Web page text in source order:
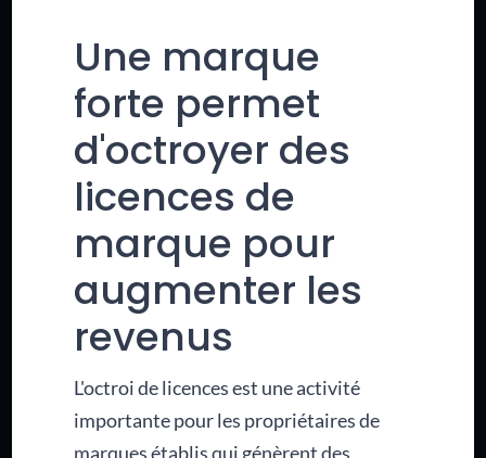
Une marque
forte permet
d'octroyer des
licences de
marque pour
augmenter les
revenus
L'octroi de licences est une activité
importante pour les propriétaires de
marques établis qui génèrent des